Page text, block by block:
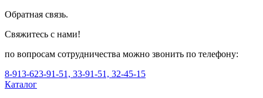
Обратная связь.
Свяжитесь с нами!
по вопросам сотрудничества можно звонить по телефону:
8-913-623-91-51, 33-91-51, 32-45-15
Каталог